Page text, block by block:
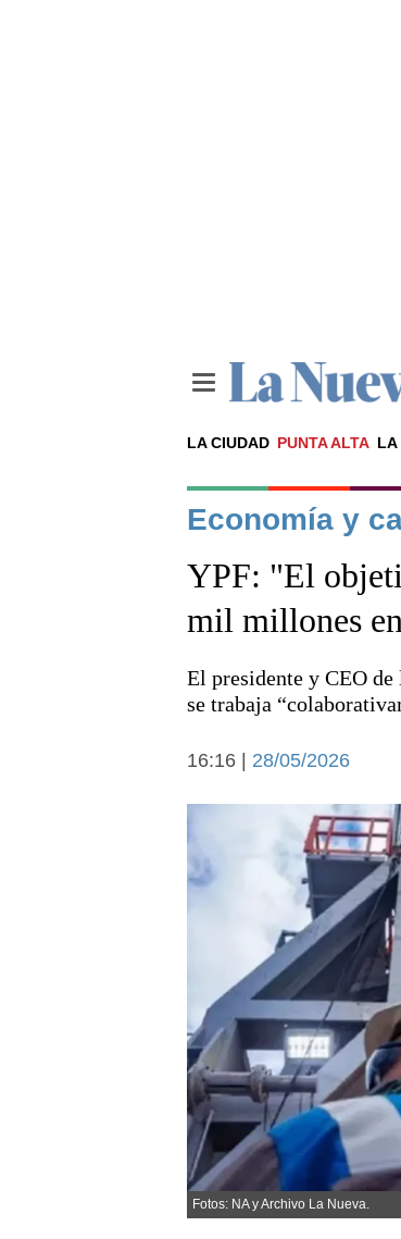
LA CIUDAD PUNTA ALTA LA
Noticias
Deportes
Arte y cultura
Economía y campo
Sociedad y tiempo libre
El tiempo
Fúnebres
Clasificados
Economía y
YPF: "El
mil millones
El presidente y CEO de
se trabaja
16:16 | 28/05/2026
Fotos: NA y Archivo La Nueva.